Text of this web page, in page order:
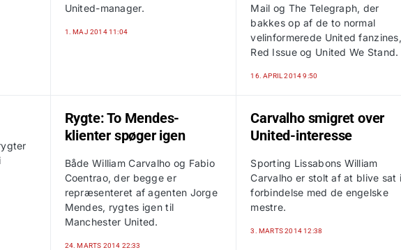
United-manager.
1. MAJ 2014 11:04
Mail og The Telegraph, der
bakkes op af de to normal
velinformerede United fanzines,
Red Issue og United We Stand.
16. APRIL 2014 9:50
Rygte: To Mendes-
klienter spøger igen
Både William Carvalho og Fabio
Coentrao, der begge er
repræsenteret af agenten Jorge
Mendes, rygtes igen til
Manchester United.
24. MARTS 2014 22:33
Carvalho smigret over
United-interesse
Sporting Lissabons William
Carvalho er stolt af at blive sat i
forbindelse med de engelske
mestre.
3. MARTS 2014 12:38